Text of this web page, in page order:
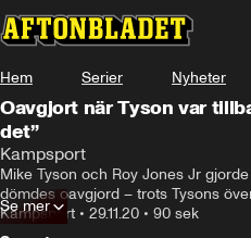
Hem Serier Nyheter
Oavgjort när Tyson var
det”
Kampsport
Mike Tyson och Roy Jones Jr
dömdes oavgjord – trots Tysons
Kampsport • 29.11.20 • 90 sek
Se mer